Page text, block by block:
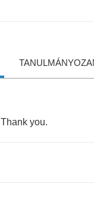
Thank you.